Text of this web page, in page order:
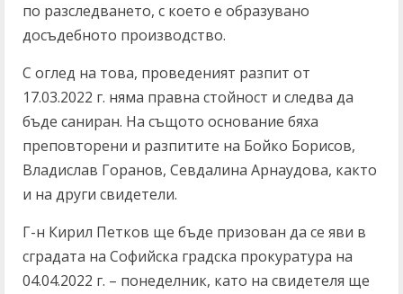
по разследването, с което е образувано
досъдебното производство.
С оглед на това, проведеният разпит от
17.03.2022 г. няма правна стойност и следва да
бъде саниран. На същото основание бяха
преповторени и разпитите на Бойко Борисов,
Владислав Горанов, Севдалина Арнаудова, както
и на други свидетели.
Г-н Кирил Петков ще бъде призован да се яви в
сградата на Софийска градска прокуратура на
04.04.2022 г. – понеделник, като на свидетеля ще